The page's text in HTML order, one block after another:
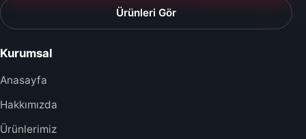
Ürünleri Gör
Kurumsal
Anasayfa
Hakkımızda
Ürünlerimiz